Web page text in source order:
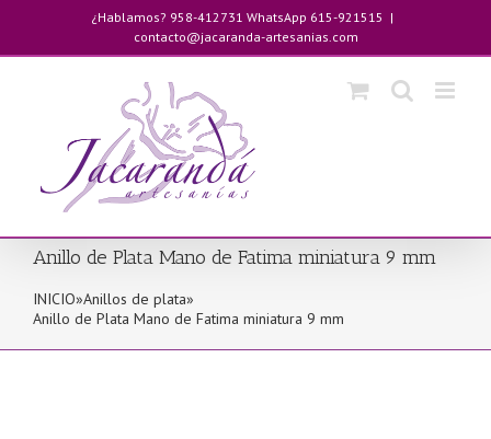
contenido
¿Hablamos? 958-412731 WhatsApp 615-921515 |
contacto@jacaranda-artesanias.com
Anillo de Plata Mano de Fatima miniatura 9 mm
INICIO»Anillos de plata»
Anillo de Plata Mano de Fatima miniatura 9 mm